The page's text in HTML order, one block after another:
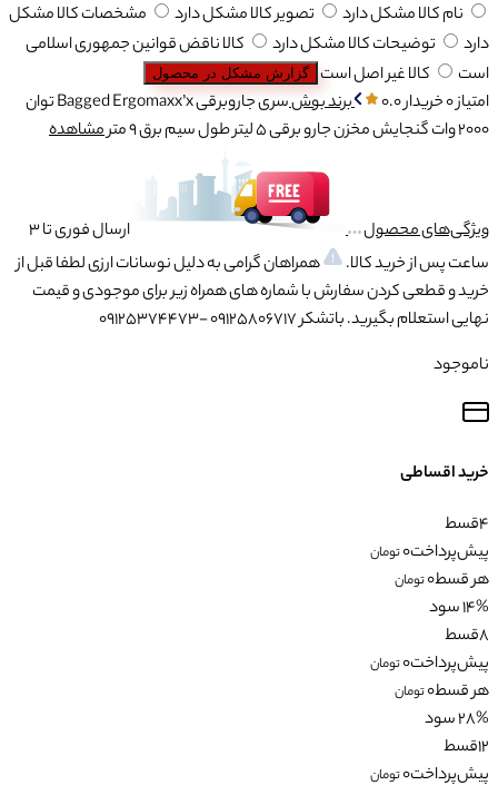
نام کالا مشکل دارد
تصویر کالا مشکل دارد
مشخصات کالا مشکل
دارد
توضیحات کالا مشکل دارد
کالا ناقض قوانین جمهوری اسلامی
است
کالا غیر اصل است گزارش مشکل در محصول
امتیاز 0 خریدار 0.0 برندبوشسری جاروبرقیBagged Ergomaxx’xتوان
2000 وات
گنجایش مخزن جارو برقی5 لیتر طول سیم برق9 متر مشاهده
ویژگی‌های محصول
ارسال فوری تا 3
ساعت پس از خرید کالا.
همراهان گرامی به دلیل نوسانات ارزی لطفا قبل از
خرید و قطعی کردن سفارش با شماره های همراه زیر برای موجودی و قیمت
نهایی استعلام بگیرید. باتشکر 09125806717 -09125374473
ناموجود
خرید اقساطی
4قسط
پیش‌پرداخت0تومان
هر قسط0تومان
14% سود
8قسط
پیش‌پرداخت0تومان
هر قسط0تومان
28% سود
12قسط
پیش‌پرداخت0تومان